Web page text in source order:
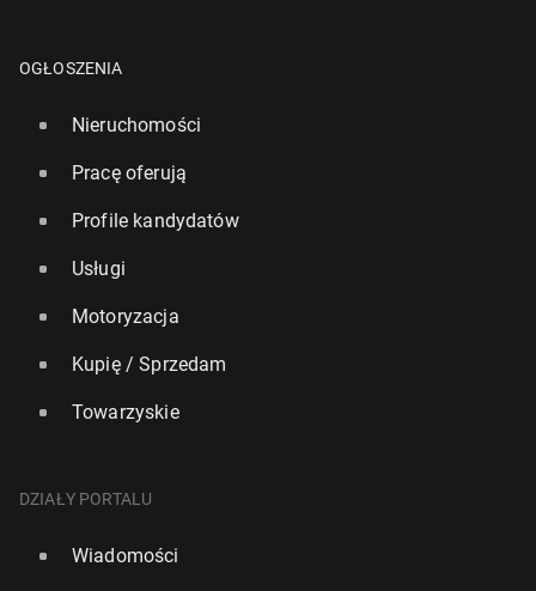
OGŁOSZENIA
Nieruchomości
Pracę oferują
Profile kandydatów
Usługi
Motoryzacja
Kupię / Sprzedam
Towarzyskie
DZIAŁY PORTALU
Wiadomości